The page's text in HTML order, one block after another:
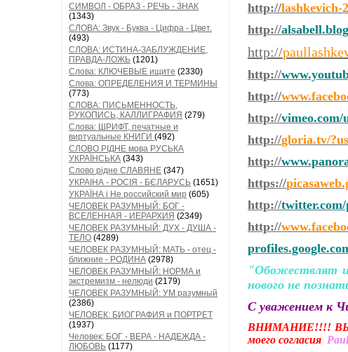
СИМВОЛ - ОБРАЗ - РЕЧЬ - ЗНАК
(1343)
СЛОВА: Звук - Буква - Цифра - Цвет.
(493)
СЛОВА: ИСТИНА-ЗАБЛУЖДЕНИЕ,
ПРАВДА-ЛОЖЬ (1201)
Слова: КЛЮЧЕВЫЕ ищите (2330)
Слова: ОПРЕДЕЛЕНИЯ И ТЕРМИНЫ
(773)
СЛОВА: ПИСЬМЕННОСТЬ,
РУКОПИСЬ, КАЛЛИГРАФИЯ (279)
Слова: ШРИФТ, печатные и
виртуальные КНИГИ (492)
СЛОВО РІДНЕ мова РУСЬКА
УКРАЇНСЬКА (343)
Слово рідне СЛАВЯНЕ (347)
УКРАІНА - РОСІЯ - БЄЛАРУСЬ (1651)
УКРАЇНА і Не российский мир (605)
ЧЕЛОВЕК РАЗУМНЫЙ: БОГ -
ВСЕЛЕННАЯ - ИЕРАРХИЯ (2349)
ЧЕЛОВЕК РАЗУМНЫЙ: ДУХ - ДУША -
ТЕЛО (4289)
ЧЕЛОВЕК РАЗУМНЫЙ: МАТЬ - отец -
ближние - РОДИНА (2978)
ЧЕЛОВЕК РАЗУМНЫЙ: НОРМА и
экстремизм - нелюди (2179)
ЧЕЛОВЕК РАЗУМНЫЙ: УМ разумный
(2386)
ЧЕЛОВЕК: БИОГРАФИЯ и ПОРТРЕТ
(1937)
Человек: БОГ - ВЕРА - НАДЕЖДА -
ЛЮБОВЬ (1177)
http://lashkevich-
http://
http://
http://
http://
http://vimeo.com/
http://gloria.tv/
http://
https://
http://
http://
"Обожествлят
нового не
С уважением к
ВНИМАНИЕ!!!!
моего согласия